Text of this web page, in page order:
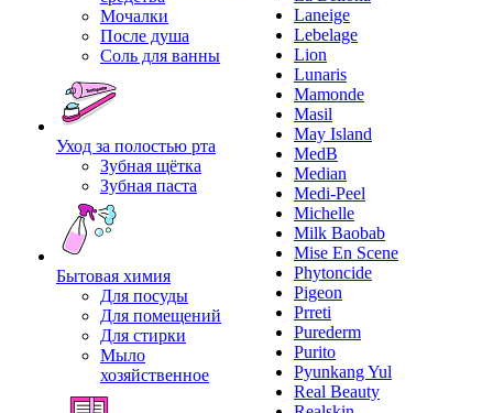
Мочалки
После душа
Соль для ванны
Уход за полостью рта
Зубная щётка
Зубная паста
Бытовая химия
Для посуды
Для помещений
Для стирки
Мыло
хозяйственное
Laneige
Lebelage
Lion
Lunaris
Mamonde
Masil
May Island
MedB
Median
Medi-Peel
Michelle
Milk Baobab
Mise En Scene
Phytoncide
Pigeon
Prreti
Purederm
Purito
Pyunkang Yul
Real Beauty